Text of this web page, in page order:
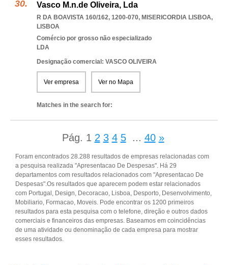
Vasco M.n.de Oliveira, Lda
R DA BOAVISTA 160/162, 1200-070, MISERICORDIA LISBOA,
LISBOA
Comércio por grosso não especializado
LDA
Designação comercial: VASCO OLIVEIRA
Ver empresa Ver no Mapa
Matches in the search for:
Pág. 1 2 3 4 5 ... 40 »
Foram encontrados 28.288 resultados de empresas relacionadas com
a pesquisa realizada "Apresentacao De Despesas". Há 29
departamentos com resultados relacionados com "Apresentacao De
Despesas".Os resultados que aparecem podem estar relacionados
com Portugal, Design, Decoracao, Lisboa, Desporto, Desenvolvimento,
Mobiliario, Formacao, Moveis. Pode encontrar os 1200 primeiros
resultados para esta pesquisa com o telefone, direção e outros dados
comerciais e financeiros das empresas. Baseamos em coincidências
de uma atividade ou denominação de cada empresa para mostrar
esses resultados.